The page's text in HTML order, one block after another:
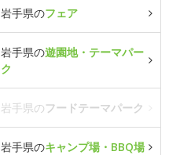
岩手県のフェア
岩手県の遊園地・テーマパー
ク
岩手県のフードテーマパーク
岩手県のキャンプ場・BBQ場